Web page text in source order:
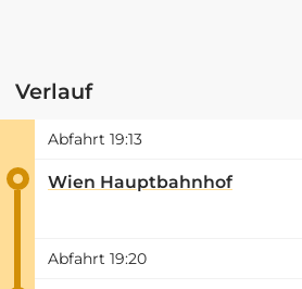
Verlauf
Abfahrt 19:13
Wien Hauptbahnhof
Abfahrt 19:20